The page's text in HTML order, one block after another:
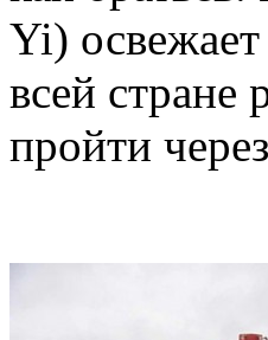
Yi)
всей стране
пройти